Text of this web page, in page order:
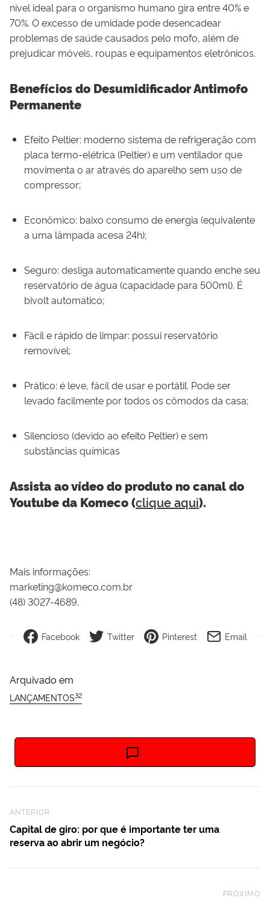
nível ideal para o organismo humano gira entre 40% e
70%. O excesso de umidade pode desencadear
problemas de saúde causados pelo mofo, além de
prejudicar móveis, roupas e equipamentos eletrônicos.
Benefícios do Desumidificador Antimofo
Permanente
Efeito Peltier: moderno sistema de refrigeração com
placa termo-elétrica (Peltier) e um ventilador que
movimenta o ar através do aparelho sem uso de
compressor;
Econômico: baixo consumo de energia (equivalente
a uma lâmpada acesa 24h);
Seguro: desliga automaticamente quando enche seu
reservatório de água (capacidade para 500ml). É
bivolt automático;
Fácil e rápido de limpar: possui reservatório
removível;
Prático: é leve, fácil de usar e portátil. Pode ser
levado facilmente por todos os cômodos da casa;
Silencioso (devido ao efeito Peltier) e sem
substâncias químicas
Assista ao vídeo do produto no canal do
Youtube da Komeco (clique aqui).
Mais informações:
marketing@komeco.com.br
(48) 3027-4689.
Facebook Twitter Pinterest Email
Arquivado em
LANÇAMENTOS32
Previous Post
ANTERIOR
Capital de giro: por que é importante ter uma
reserva ao abrir um negócio?
PRÓXIMO